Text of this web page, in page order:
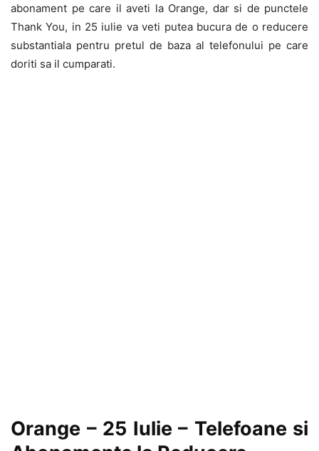
abonament pe care il aveti la Orange, dar si de punctele
Thank You, in 25 iulie va veti putea bucura de o reducere
substantiala pentru pretul de baza al telefonului pe care
doriti sa il cumparati.
Orange – 25 Iulie – Telefoane si